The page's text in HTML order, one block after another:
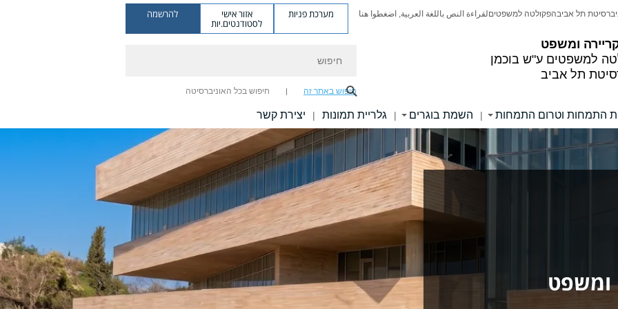
ומשפט
למשפטים ע"ש בוכמן
תל אביב
תל אביבהפקולטה למשפטיםلقراءة النص باللغة العربية, اضغطوا هنا מערכת פניות אזור אישי
לסטודנטים.יות
להרשמה
חיפוש באתר זה חיפוש בכל האוניברסיטה
התמחות וטרום התמחות | השמת בוגרים | גלריית תמונות | יצירת קשר
ומשפט